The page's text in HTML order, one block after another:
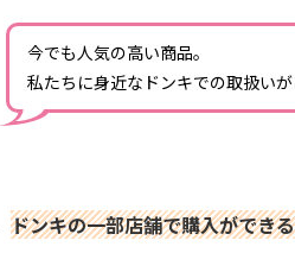
今でも人気の高い商品。
私たちに身近なドンキでの取扱いが
ドンキの一部店舗で購入ができる